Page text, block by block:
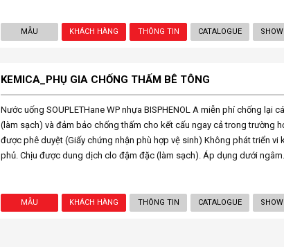
MẪU KHÁCH HÀNG THÔNG TIN CATALOGUE
KEMICA_PHỤ GIA CHỐNG THẤM BÊ TÔNG
Nước uống SOUPLETHane WP nhựa BISPHENOL A miễn phí chống lại
(làm sạch) và đảm bảo chống thấm cho kết cấu ngay cả trong trường
được phê duyệt (Giấy chứng nhận phù hợp vệ sinh) Không phát triển vi
phủ. Chịu được dung dịch clo đậm đặc (làm sạch). Áp dụng dưới ngâm.
MẪU KHÁCH HÀNG THÔNG TIN CATALOGUE